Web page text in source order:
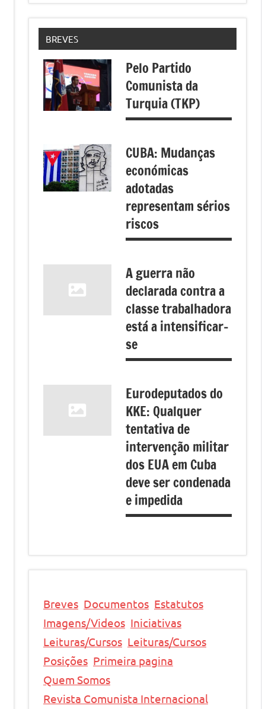
BREVES
Pelo Partido
Comunista da
Turquia (TKP)
CUBA: Mudanças
económicas
adotadas
representam sérios
riscos
A guerra não
declarada contra a
classe trabalhadora
está a intensificar-
se
Eurodeputados do
KKE: Qualquer
tentativa de
intervenção militar
dos EUA em Cuba
deve ser condenada
e impedida
Breves Documentos Estatutos
Imagens/Videos Iniciativas
Leituras/Cursos Leituras/Cursos
Posições Primeira pagina
Quem Somos
Revista Comunista Internacional